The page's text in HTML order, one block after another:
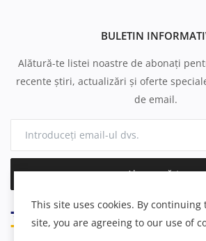
BULETIN
Alătură-te listei noastre de abonați
recente știri, actualizări și oferte
de email.
Abonează-te
This site uses cookies. By continuing
site, you are agreeing to our use of